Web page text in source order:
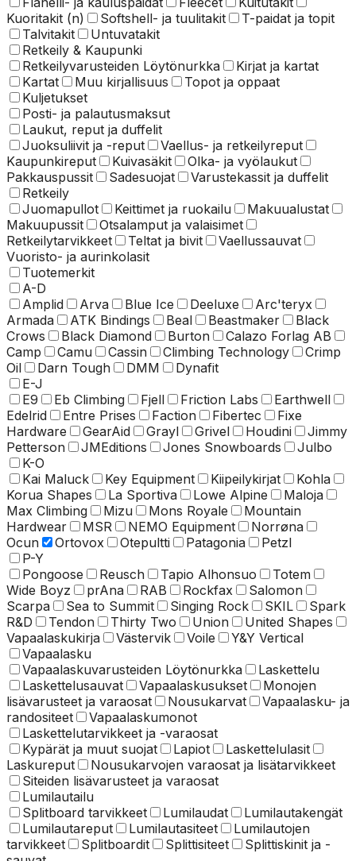
Kuoritakit (n)
Softshell- ja tuulitakit
T-paidat ja topit
Talvitakit
Untuvatakit
Retkeily & Kaupunki
Retkeilyvarusteiden Löytönurkka
Kirjat ja kartat
Kartat
Muu kirjallisuus
Topot ja oppaat
Kuljetukset
Posti- ja palautusmaksut
Laukut, reput ja duffelit
Juoksuliivit ja -reput
Vaellus- ja retkeilyreput
Kaupunkireput
Kuivasäkit
Olka- ja vyölaukut
Pakkauspussit
Sadesuojat
Varustekassit ja duffelit
Retkeily
Juomapullot
Keittimet ja ruokailu
Makuualustat
Makuupussit
Otsalamput ja valaisimet
Retkeilytarvikkeet
Teltat ja bivit
Vaellussauvat
Vuoristo- ja aurinkolasit
Tuotemerkit
A-D
Amplid
Arva Blue Ice Deeluxe
Arc'teryx
Armada
ATK Bindings Beal Beastmaker
Black
Crows
Black Diamond Burton
Calazo Forlag AB
Camp
Camu Cassin Climbing Technology
Crimp
Oil
Darn Tough DMM
Dynafit
E-J
E9
Eb Climbing Fjell Friction Labs
Earthwell
Edelrid
Entre Prises Faction Fibertec
Fixe
Hardware
GearAid Grayl Grivel Houdini
Jimmy
Petterson
JMEditions Jones Snowboards
Julbo
K-O
Kai Maluck
Key Equipment Kiipeilykirjat
Kohla
Korua Shapes
La Sportiva Lowe Alpine
Maloja
Max Climbing
Mizu Mons Royale
Mountain
Hardwear
MSR NEMO Equipment
Norrøna
Ocun
Ortovox Otepultti Patagonia
Petzl
P-Y
Pongoose
Reusch Tapio Alhonsuo
Totem
Wide Boyz
prAna RAB Rockfax
Salomon
Scarpa
Sea to Summit Singing Rock SKIL
Spark
R&D
Tendon Thirty Two Union
United Shapes
Vapaalaskukirja
Västervik Voile
Y&Y Vertical
Vapaalasku
Vapaalaskuvarusteiden Löytönurkka
Laskettelu
Laskettelusauvat
Vapaalaskusukset
Monojen
lisävarusteet ja varaosat
Nousukarvat
Vapaalasku- ja
randositeet
Vapaalaskumonot
Laskettelu­tarvikkeet ja -varaosat
Kypärät ja muut suojat
Lapiot
Laskettelulasit
Laskureput
Nousukarvojen varaosat ja lisätarvikkeet
Siteiden lisävarusteet ja varaosat
Lumilautailu
Splitboard tarvikkeet
Lumilaudat
Lumilautakengät
Lumilautareput
Lumilautasiteet
Lumilautojen
tarvikkeet
Splitboardit Splittisiteet
Splittiskinit ja -